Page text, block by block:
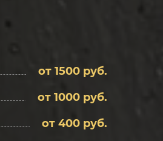
от 1500 руб.
от 1000 руб.
от 400 руб.